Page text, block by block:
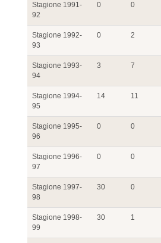
Stagione 1991-
92
0 0
Stagione 1992-
93
0 2
Stagione 1993-
94
3 7
Stagione 1994-
95
14 11
Stagione 1995-
96
0 0
Stagione 1996-
97
0 0
Stagione 1997-
98
30 0
Stagione 1998-
99
30 1